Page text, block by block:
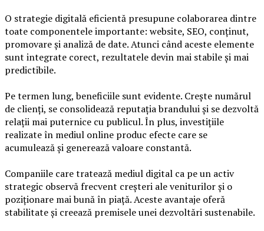
O strategie digitală eficientă presupune colaborarea dintre
toate componentele importante: website, SEO, conținut,
promovare și analiză de date. Atunci când aceste elemente
sunt integrate corect, rezultatele devin mai stabile și mai
predictibile.
Pe termen lung, beneficiile sunt evidente. Crește numărul
de clienți, se consolidează reputația brandului și se dezvoltă
relații mai puternice cu publicul. În plus, investițiile
realizate în mediul online produc efecte care se
acumulează și generează valoare constantă.
Companiile care tratează mediul digital ca pe un activ
strategic observă frecvent creșteri ale veniturilor și o
poziționare mai bună în piață. Aceste avantaje oferă
stabilitate și creează premisele unei dezvoltări sustenabile.